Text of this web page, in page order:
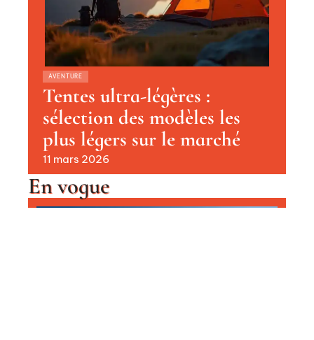
AVENTURE
Tentes ultra-légères :
sélection des modèles les
plus légers sur le marché
11 mars 2026
En vogue